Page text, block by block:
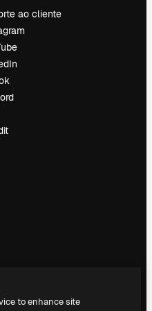
ao cliente
to enhance site